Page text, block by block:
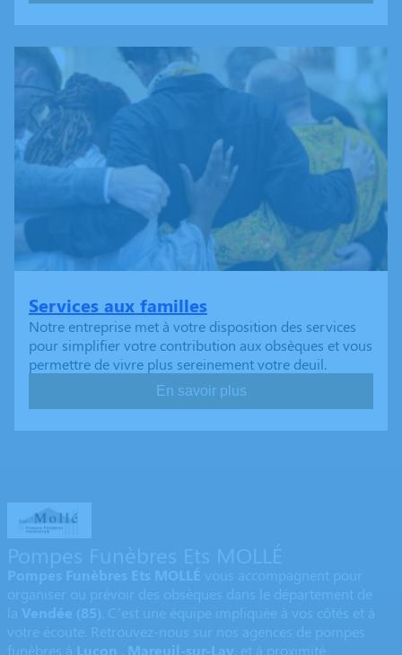
Services aux familles
Notre entreprise met à votre disposition des services
pour simplifier votre contribution aux obsèques et vous
permettre de vivre plus sereinement votre deuil.
En savoir plus
Pompes Funèbres Ets MOLLÉ vous accompagnent pour
organiser ou prévoir des obsèques dans le département de
la Vendée (85) . C’est une équipe impliquée à vos côtés et à
votre écoute. Retrouvez-nous sur nos agences de pompes
funèbres à Luçon Mareuil-sur-Lay et à proximité